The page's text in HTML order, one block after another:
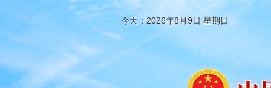
今天：2026年8月9日 星期日